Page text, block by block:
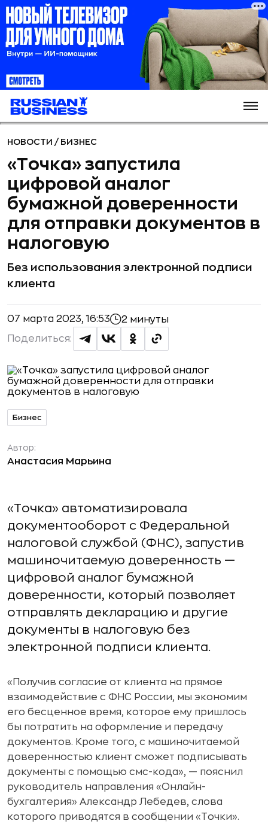
НОВОСТИ / БИЗНЕС
«Точка» запустила
цифровой аналог
бумажной доверенности
для отправки документов в
налоговую
Без использования электронной подписи
клиента
07 марта 2023, 16:53 2 минуты
Поделиться:
Бизнес
Автор:
Анастасия Марьина
«Точка» автоматизировала
документооборот с Федеральной
налоговой службой (ФНС), запустив
машиночитаемую доверенность —
цифровой аналог бумажной
доверенности, который позволяет
отправлять декларацию и другие
документы в налоговую без
электронной подписи клиента.
«Получив согласие от клиента на прямое
взаимодействие с ФНС России, мы экономим
его бесценное время, которое ему пришлось
бы потратить на оформление и передачу
документов. Кроме того, с машиночитаемой
доверенностью клиент сможет подписывать
документы с помощью смс-кода», — пояснил
руководитель направления «Онлайн-
бухгалтерия» Александр Лебедев, слова
которого приводятся в сообщении «Точки».